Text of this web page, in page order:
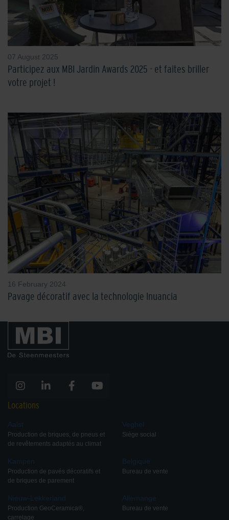
07 August 2025
Participez aux MBI Jardin Awards 2025 - et faites briller
votre projet !
16 February 2024
Pavage décoratif avec la technologie Inuancia
Locations
Aalst
Production de briques, de pneus et
de revêtements adaptés au climat
Kampen
Production de pavés décoratifs et
de briques de parement
Nieuw-Lekkerland
Production GeoCeramica®,
carrelage
Veghel
Siège social
Belgique
Bureau de vente
Allemange
Bureau de vente